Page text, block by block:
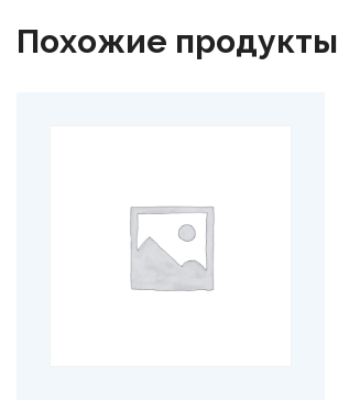
Похожие продукты